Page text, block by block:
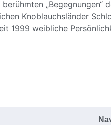
„Begegnungen“
Knoblauchsländer
1999 weibliche